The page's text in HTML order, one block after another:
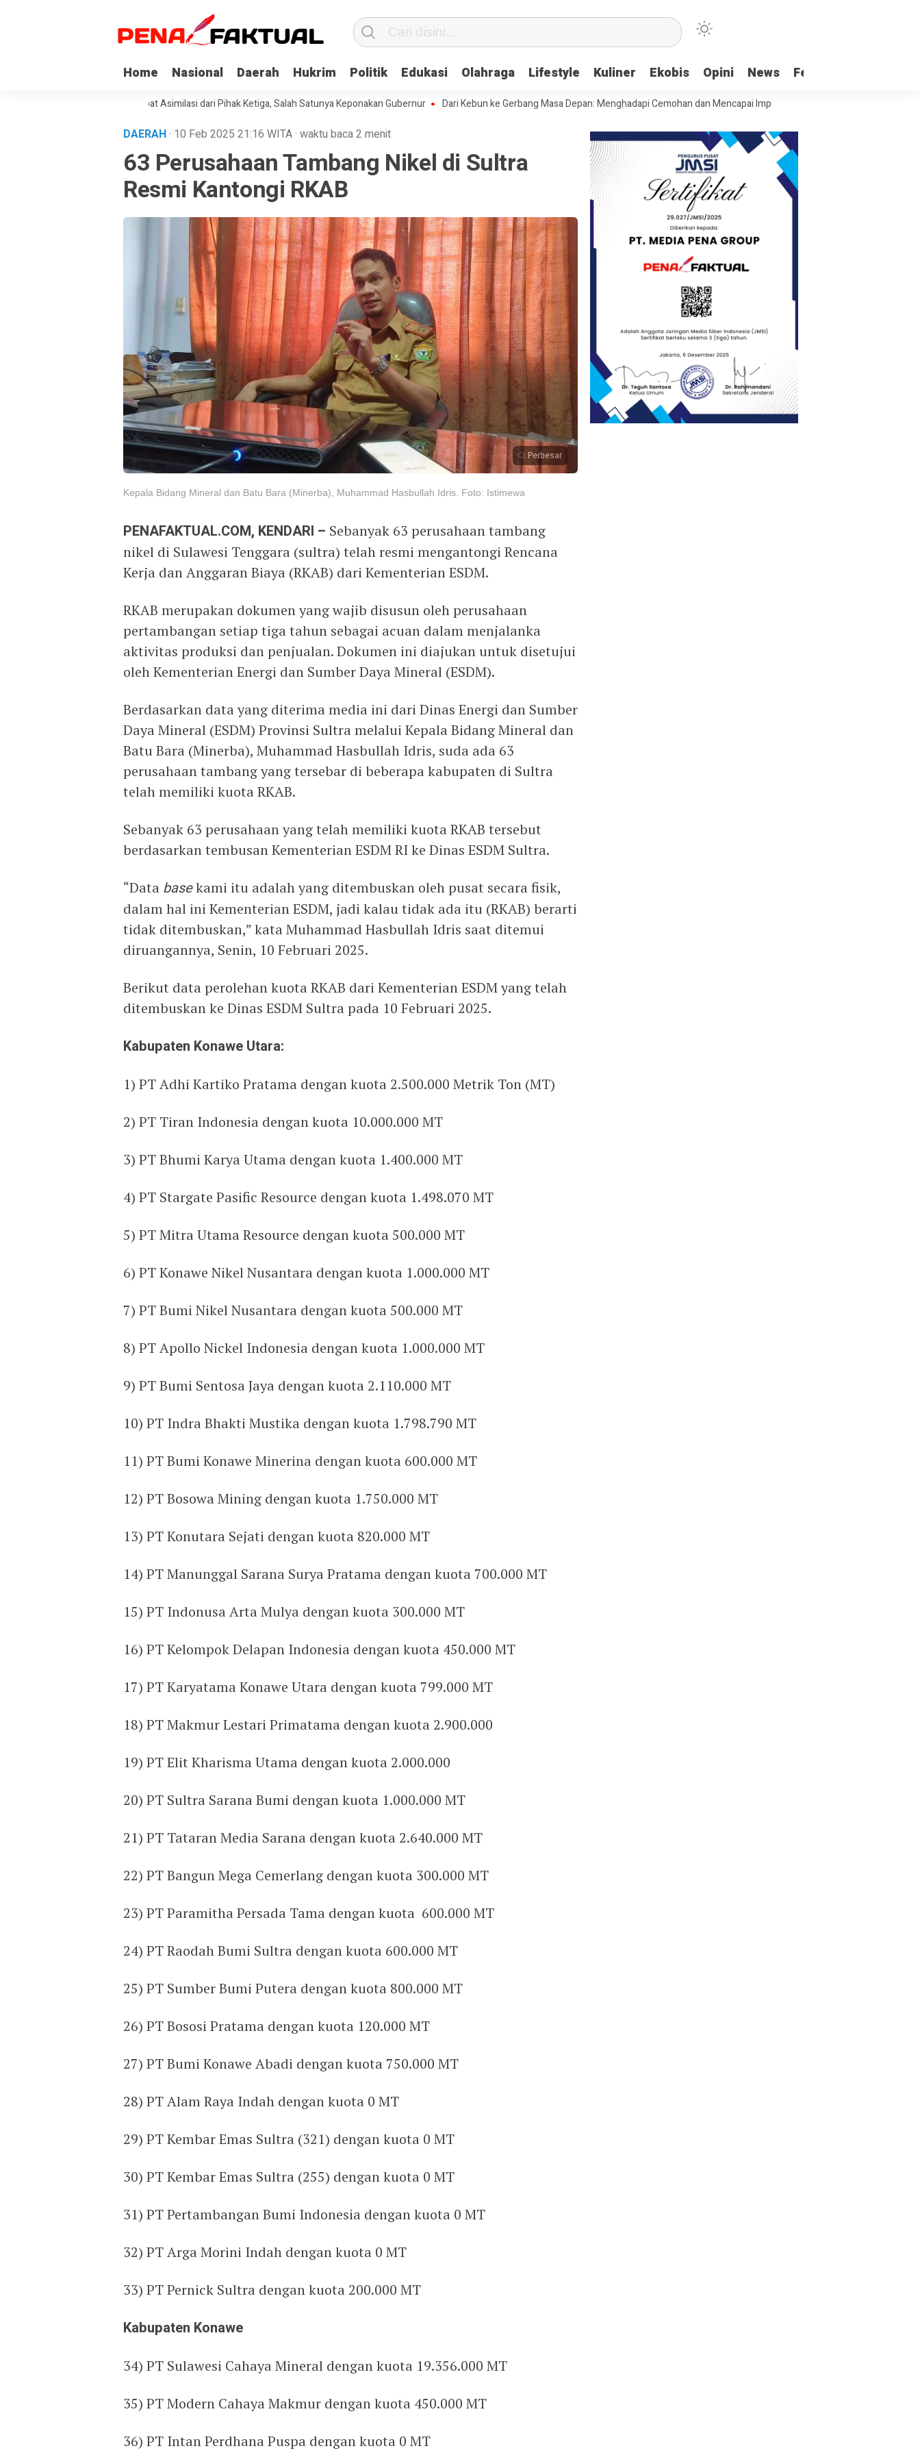
Home Nasional Daerah Hukrim Politik Edukasi Olahraga Lifestyle Kuliner Ekobis Opini News Feature
Napi Korupsi di Sultra Dapat Asimilasi dari Pihak Ketiga, Salah Satunya Keponakan Gubernur Dari Kebun ke Gerbang Masa Depan: Menghadapi Cemohan dan Mencapai Impian Ridwan Bae: PT SCM dan
DAERAH· 10 Feb 2025 21:16 WITA· waktu baca 2 menit
63 Perusahaan Tambang Nikel di Sultra
Resmi Kantongi RKAB
Perbesar
Kepala Bidang Mineral dan Batu Bara (Minerba), Muhammad Hasbullah Idris. Foto: Istimewa
PENAFAKTUAL.COM, KENDARI – Sebanyak 63 perusahaan tambang
nikel di Sulawesi Tenggara (sultra) telah resmi mengantongi Rencana
Kerja dan Anggaran Biaya (RKAB) dari Kementerian ESDM.
RKAB merupakan dokumen yang wajib disusun oleh perusahaan
pertambangan setiap tiga tahun sebagai acuan dalam menjalanka
aktivitas produksi dan penjualan. Dokumen ini diajukan untuk disetujui
oleh Kementerian Energi dan Sumber Daya Mineral (ESDM).
Berdasarkan data yang diterima media ini dari Dinas Energi dan Sumber
Daya Mineral (ESDM) Provinsi Sultra melalui Kepala Bidang Mineral dan
Batu Bara (Minerba), Muhammad Hasbullah Idris, suda ada 63
perusahaan tambang yang tersebar di beberapa kabupaten di Sultra
telah memiliki kuota RKAB.
Sebanyak 63 perusahaan yang telah memiliki kuota RKAB tersebut
berdasarkan tembusan Kementerian ESDM RI ke Dinas ESDM Sultra.
“Data basekami itu adalah yang ditembuskan oleh pusat secara fisik,
dalam hal ini Kementerian ESDM, jadi kalau tidak ada itu (RKAB) berarti
tidak ditembuskan,” kata Muhammad Hasbullah Idris saat ditemui
diruangannya, Senin, 10 Februari 2025.
Berikut data perolehan kuota RKAB dari Kementerian ESDM yang telah
ditembuskan ke Dinas ESDM Sultra pada 10 Februari 2025.
Kabupaten Konawe Utara:
1) PT Adhi Kartiko Pratama dengan kuota 2.500.000 Metrik Ton (MT)
2) PT Tiran Indonesia dengan kuota 10.000.000 MT
3) PT Bhumi Karya Utama dengan kuota 1.400.000 MT
4) PT Stargate Pasific Resource dengan kuota 1.498.070 MT
5) PT Mitra Utama Resource dengan kuota 500.000 MT
6) PT Konawe Nikel Nusantara dengan kuota 1.000.000 MT
7) PT Bumi Nikel Nusantara dengan kuota 500.000 MT
8) PT Apollo Nickel Indonesia dengan kuota 1.000.000 MT
9) PT Bumi Sentosa Jaya dengan kuota 2.110.000 MT
10) PT Indra Bhakti Mustika dengan kuota 1.798.790 MT
11) PT Bumi Konawe Minerina dengan kuota 600.000 MT
12) PT Bosowa Mining dengan kuota 1.750.000 MT
13) PT Konutara Sejati dengan kuota 820.000 MT
14) PT Manunggal Sarana Surya Pratama dengan kuota 700.000 MT
15) PT Indonusa Arta Mulya dengan kuota 300.000 MT
16) PT Kelompok Delapan Indonesia dengan kuota 450.000 MT
17) PT Karyatama Konawe Utara dengan kuota 799.000 MT
18) PT Makmur Lestari Primatama dengan kuota 2.900.000
19) PT Elit Kharisma Utama dengan kuota 2.000.000
20) PT Sultra Sarana Bumi dengan kuota 1.000.000 MT
21) PT Tataran Media Sarana dengan kuota 2.640.000 MT
22) PT Bangun Mega Cemerlang dengan kuota 300.000 MT
23) PT Paramitha Persada Tama dengan kuota 600.000 MT
24) PT Raodah Bumi Sultra dengan kuota 600.000 MT
25) PT Sumber Bumi Putera dengan kuota 800.000 MT
26) PT Bososi Pratama dengan kuota 120.000 MT
27) PT Bumi Konawe Abadi dengan kuota 750.000 MT
28) PT Alam Raya Indah dengan kuota 0 MT
29) PT Kembar Emas Sultra (321) dengan kuota 0 MT
30) PT Kembar Emas Sultra (255) dengan kuota 0 MT
31) PT Pertambangan Bumi Indonesia dengan kuota 0 MT
32) PT Arga Morini Indah dengan kuota 0 MT
33) PT Pernick Sultra dengan kuota 200.000 MT
Kabupaten Konawe
34) PT Sulawesi Cahaya Mineral dengan kuota 19.356.000 MT
35) PT Modern Cahaya Makmur dengan kuota 450.000 MT
36) PT Intan Perdhana Puspa dengan kuota 0 MT